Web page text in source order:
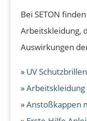
Bei SETON
Arbeitskleidung,
Auswirkungen
» UV Schutzbrillen
»Arbeitskleidung
»Anstoßkappen